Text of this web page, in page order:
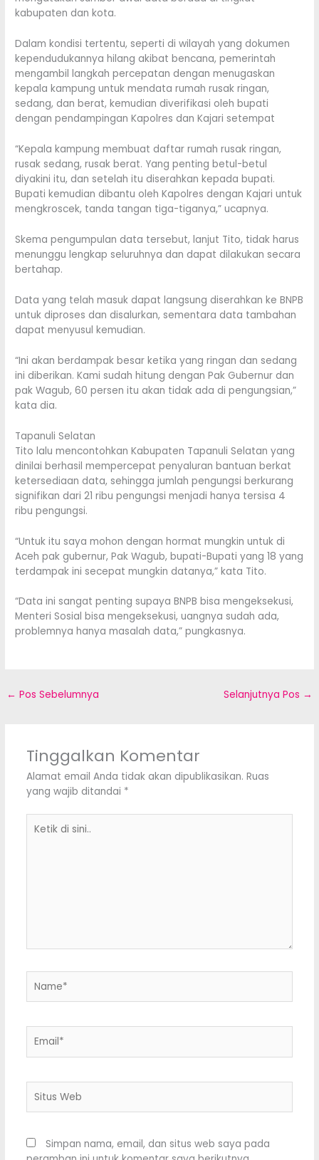
kabupaten dan kota.
Dalam kondisi tertentu, seperti di wilayah yang dokumen
kependudukannya hilang akibat bencana, pemerintah
mengambil langkah percepatan dengan menugaskan
kepala kampung untuk mendata rumah rusak ringan,
sedang, dan berat, kemudian diverifikasi oleh bupati
dengan pendampingan Kapolres dan Kajari setempat
“Kepala kampung membuat daftar rumah rusak ringan,
rusak sedang, rusak berat. Yang penting betul-betul
diyakini itu, dan setelah itu diserahkan kepada bupati.
Bupati kemudian dibantu oleh Kapolres dengan Kajari untuk
mengkroscek, tanda tangan tiga-tiganya,” ucapnya.
Skema pengumpulan data tersebut, lanjut Tito, tidak harus
menunggu lengkap seluruhnya dan dapat dilakukan secara
bertahap.
Data yang telah masuk dapat langsung diserahkan ke BNPB
untuk diproses dan disalurkan, sementara data tambahan
dapat menyusul kemudian.
“Ini akan berdampak besar ketika yang ringan dan sedang
ini diberikan. Kami sudah hitung dengan Pak Gubernur dan
pak Wagub, 60 persen itu akan tidak ada di pengungsian,”
kata dia.
Tapanuli Selatan
Tito lalu mencontohkan Kabupaten Tapanuli Selatan yang
dinilai berhasil mempercepat penyaluran bantuan berkat
ketersediaan data, sehingga jumlah pengungsi berkurang
signifikan dari 21 ribu pengungsi menjadi hanya tersisa 4
ribu pengungsi.
“Untuk itu saya mohon dengan hormat mungkin untuk di
Aceh pak gubernur, Pak Wagub, bupati-Bupati yang 18 yang
terdampak ini secepat mungkin datanya,” kata Tito.
“Data ini sangat penting supaya BNPB bisa mengeksekusi,
Menteri Sosial bisa mengeksekusi, uangnya sudah ada,
problemnya hanya masalah data,” pungkasnya.
← Pos Sebelumnya Selanjutnya Pos →
Tinggalkan Komentar
Alamat email Anda tidak akan dipublikasikan. Ruas
yang wajib ditandai *
Web
Simpan nama, email, dan situs web saya pada